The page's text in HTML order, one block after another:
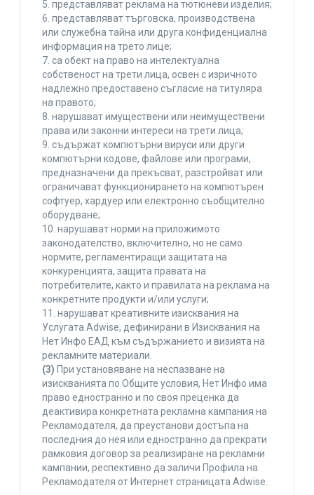
5. представляват реклама на тютюневи изделия;
6. представляват търговска, производствена
или служебна тайна или друга конфиденциална
информация на трето лице;
7. са обект на право на интелектуална
собственост на трети лица, освен с изричното
надлежно предоставено съгласие на титуляра
на правото;
8. нарушават имуществени или неимуществени
права или законни интереси на трети лица;
9. съдържат компютърни вируси или други
компютърни кодове, файлове или програми,
предназначени да прекъсват, разстройват или
ограничават функционирането на компютърен
софтуер, хардуер или електронно съобщително
оборудване;
10. нарушават норми на приложимото
законодателство, включително, но не само
нормите, регламентиращи защитата на
конкуренцията, защита правата на
потребителите, както и правилата на реклама на
конкретните продукти и/или услуги;
11. нарушават креативните изисквания на
Услугата Adwise, дефинирани в Изисквания на
Нет Инфо ЕАД към съдържанието и визията на
рекламните материали.
(3) При установяване на неспазване на
изискванията по Общите условия, Нет Инфо има
право едностранно и по своя преценка да
деактивира конкретната рекламна кампания на
Рекламодателя, да преустанови достъпа на
последния до нея или едностранно да прекрати
рамковия договор за реализиране на рекламни
кампании, респективно да заличи Профила на
Рекламодателя от Интернет страницата Adwise.